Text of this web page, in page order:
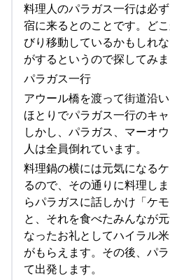
料理人のパラガス一行は必
宿に来るとのことです。ど
びり移動しているかもしれ
がするというので探してみま
パラガス一行
アウール橋を渡って街道沿
ほとりでパラガス一行のキ
しかし、パラガス、マーオ
人は全員倒れています。
料理鍋の横には元気になる
るので、その通りに料理し
らパラガスに話しかけ「ケ
と、それを食べたみんなが
なったお礼としてハイラル
がもらえます。その後、パ
て出発します。